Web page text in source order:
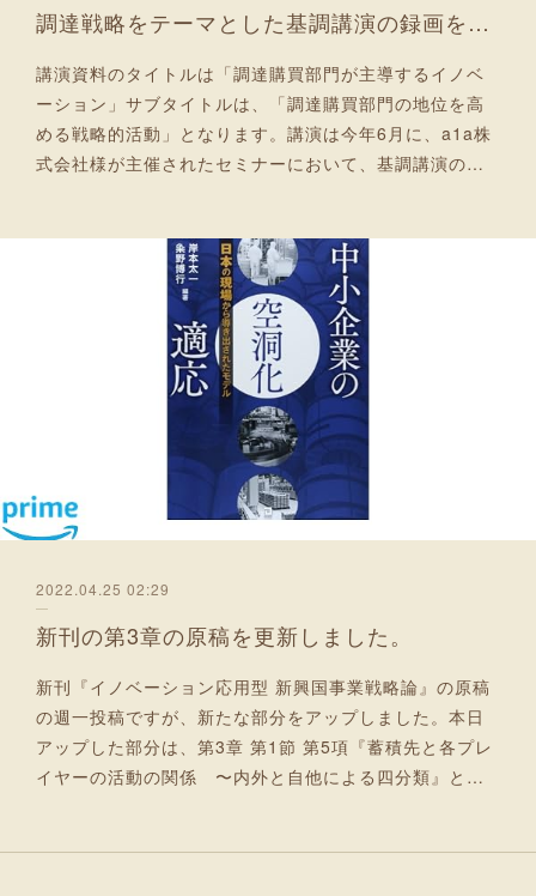
調達戦略をテーマとした基調講演の録画をアップ
講演資料のタイトルは「調達購買部門が主導するイノベ
ーション」サブタイトルは、「調達購買部門の地位を高
める戦略的活動」となります。講演は今年6月に、a1a株
式会社様が主催されたセミナーにおいて、基調講演の…
2022.04.25 02:29
新刊の第3章の原稿を更新しました。
新刊『イノベーション応用型 新興国事業戦略論』の原稿
の週一投稿ですが、新たな部分をアップしました。本日
アップした部分は、第3章 第1節 第5項『蓄積先と各プレ
イヤーの活動の関係 〜内外と自他による四分類』と…